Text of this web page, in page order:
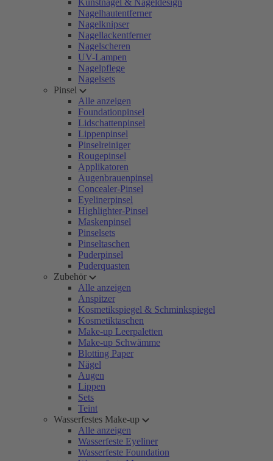
Kunstnägel & Nageldesign
Nagelhautentferner
Nagelknipser
Nagellackentferner
Nagelscheren
UV-Lampen
Nagelpflege
Nagelsets
Pinsel
Alle anzeigen
Foundationpinsel
Lidschattenpinsel
Lippenpinsel
Pinselreiniger
Rougepinsel
Applikatoren
Augenbrauenpinsel
Concealer-Pinsel
Eyelinerpinsel
Highlighter-Pinsel
Maskenpinsel
Pinselsets
Pinseltaschen
Puderpinsel
Puderquasten
Zubehör
Alle anzeigen
Anspitzer
Kosmetikspiegel & Schminkspiegel
Kosmetiktaschen
Make-up Leerpaletten
Make-up Schwämme
Blotting Paper
Nägel
Augen
Lippen
Sets
Teint
Wasserfestes Make-up
Alle anzeigen
Wasserfeste Eyeliner
Wasserfeste Foundation